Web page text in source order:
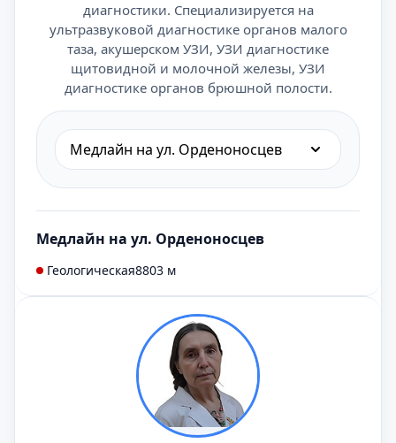
диагностики. Специализируется на
ультразвуковой диагностике органов малого
таза, акушерском УЗИ, УЗИ диагностике
щитовидной и молочной железы, УЗИ
диагностике органов брюшной полости.
Медлайн на ул. Орденоносцев
Медлайн на ул. Орденоносцев
Геологическая8803 м